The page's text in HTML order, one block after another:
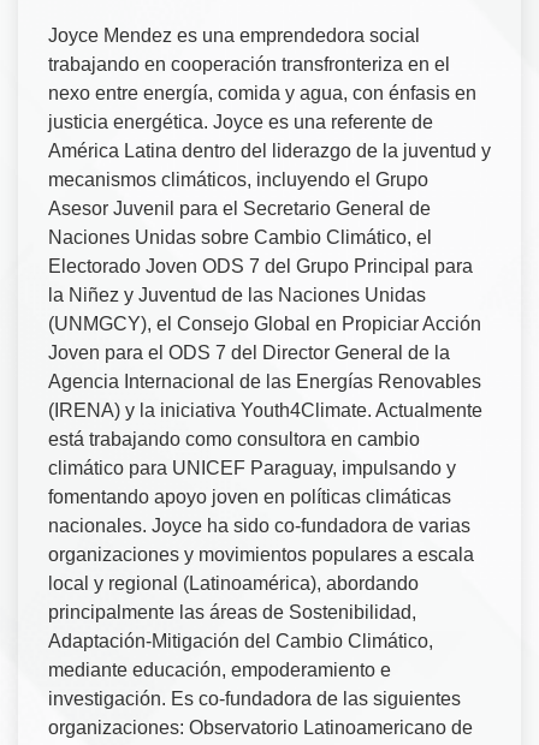
Joyce Mendez es una emprendedora social
trabajando en cooperación transfronteriza en el
nexo entre energía, comida y agua, con énfasis en
justicia energética. Joyce es una referente de
América Latina dentro del liderazgo de la juventud y
mecanismos climáticos, incluyendo el Grupo
Asesor Juvenil para el Secretario General de
Naciones Unidas sobre Cambio Climático, el
Electorado Joven ODS 7 del Grupo Principal para
la Niñez y Juventud de las Naciones Unidas
(UNMGCY), el Consejo Global en Propiciar Acción
Joven para el ODS 7 del Director General de la
Agencia Internacional de las Energías Renovables
(IRENA) y la iniciativa Youth4Climate. Actualmente
está trabajando como consultora en cambio
climático para UNICEF Paraguay, impulsando y
fomentando apoyo joven en políticas climáticas
nacionales. Joyce ha sido co-fundadora de varias
organizaciones y movimientos populares a escala
local y regional (Latinoamérica), abordando
principalmente las áreas de Sostenibilidad,
Adaptación-Mitigación del Cambio Climático,
mediante educación, empoderamiento e
investigación. Es co-fundadora de las siguientes
organizaciones: Observatorio Latinoamericano de